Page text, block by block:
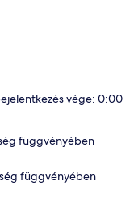
vége: 0:00
függvényében
függvényében